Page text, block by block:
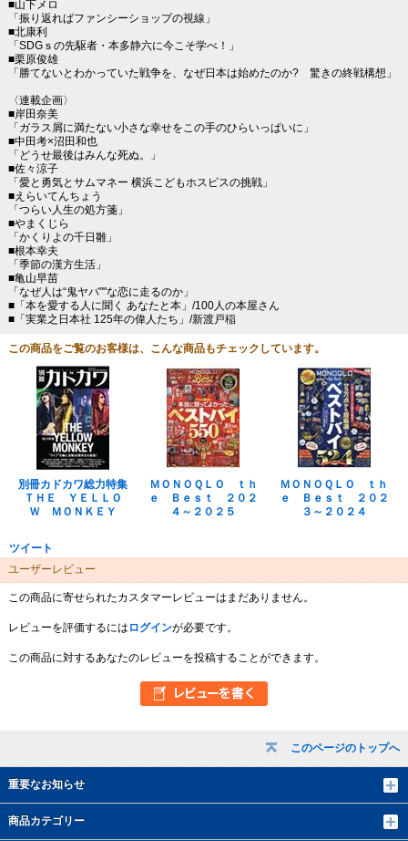
このページのトップへ
重要なお知らせ
商品カテゴリー
■山下メロ
「振り返ればファンシーショップの視線」
■北康利
「SDGｓの先駆者・本多静六に今こそ学べ！」
■栗原俊雄
「勝てないとわかっていた戦争を、なぜ日本は始めたのか? 驚きの終戦構想」
〈連載企画〉
■岸田奈美
「ガラス屑に満たない小さな幸せをこの手のひらいっぱいに」
■中田考×沼田和也
「どうせ最後はみんな死ぬ。」
■佐々涼子
「愛と勇気とサムマネー 横浜こどもホスピスの挑戦」
■えらいてんちょう
「つらい人生の処方箋」
■やまくじら
「かくりよの千日雛」
■根本幸夫
「季節の漢方生活」
■亀山早苗
「なぜ人は“鬼ヤバ""な恋に走るのか」
■「本を愛する人に聞く あなたと本」/100人の本屋さん
■「実業之日本社 125年の偉人たち」/新渡戸稲
この商品をご覧のお客様は、こんな商品もチェックしています。
別冊カドカワ総力特集
ＴＨＥ ＹＥＬＬＯ
Ｗ ＭＯＮＫＥＹ
ＭＯＮＯＱＬＯ ｔｈ
ｅ Ｂｅｓｔ ２０２
４～２０２５
ＭＯＮＯＱＬＯ ｔｈ
ｅ Ｂｅｓｔ ２０２
３～２０２４
ツイート
ユーザーレビュー
この商品に寄せられたカスタマーレビューはまだありません。
レビューを評価するには ログインが必要です。
この商品に対するあなたのレビューを投稿することができます。